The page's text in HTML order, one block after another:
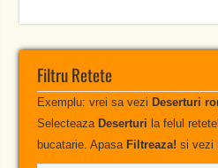
Filtru Retete
Exemplu: vrei sa vezi Deserturi
Selecteaza Deserturi la felul
bucatarie. Apasa Filtreaza! si vezi